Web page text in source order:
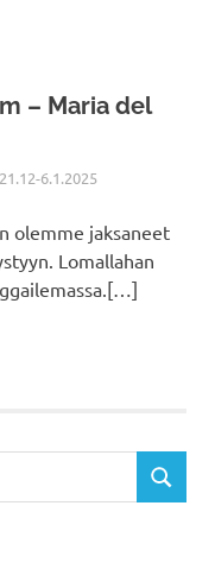
– Maria del
6.1.2025
olemme jaksaneet
Lomallahan